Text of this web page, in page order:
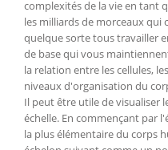
complexités de la vie en tant
les milliards de morceaux
quelque sorte tous travailler
de base qui vous
la relation entre les cellules,
niveaux d'organisation du
Il peut être utile de visualiser
échelle. En commençant par
la plus élémentaire du corps